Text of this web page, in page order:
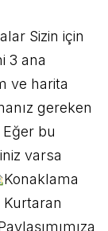
Sizin için
3 ana
ve harita
gereken
Eğer bu
varsa
Konaklama